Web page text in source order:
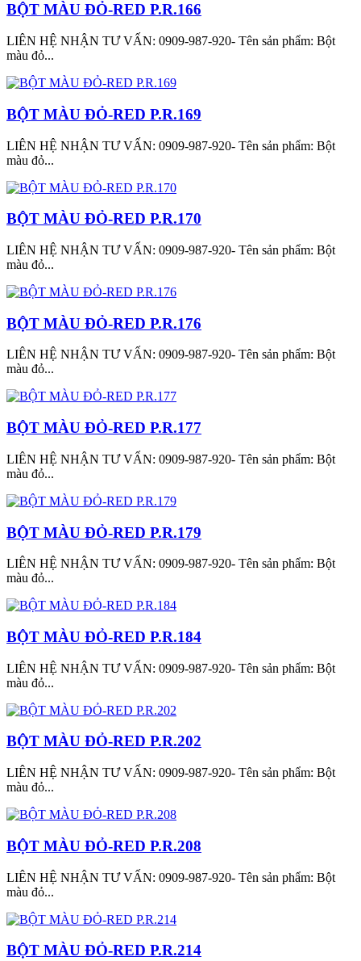
BỘT MÀU ĐỎ-RED P.R.166
LIÊN HỆ NHẬN TƯ VẤN: 0909-987-920- Tên sản phẩm: Bột
màu đỏ...
BỘT MÀU ĐỎ-RED P.R.169
LIÊN HỆ NHẬN TƯ VẤN: 0909-987-920- Tên sản phẩm: Bột
màu đỏ...
BỘT MÀU ĐỎ-RED P.R.170
LIÊN HỆ NHẬN TƯ VẤN: 0909-987-920- Tên sản phẩm: Bột
màu đỏ...
BỘT MÀU ĐỎ-RED P.R.176
LIÊN HỆ NHẬN TƯ VẤN: 0909-987-920- Tên sản phẩm: Bột
màu đỏ...
BỘT MÀU ĐỎ-RED P.R.177
LIÊN HỆ NHẬN TƯ VẤN: 0909-987-920- Tên sản phẩm: Bột
màu đỏ...
BỘT MÀU ĐỎ-RED P.R.179
LIÊN HỆ NHẬN TƯ VẤN: 0909-987-920- Tên sản phẩm: Bột
màu đỏ...
BỘT MÀU ĐỎ-RED P.R.184
LIÊN HỆ NHẬN TƯ VẤN: 0909-987-920- Tên sản phẩm: Bột
màu đỏ...
BỘT MÀU ĐỎ-RED P.R.202
LIÊN HỆ NHẬN TƯ VẤN: 0909-987-920- Tên sản phẩm: Bột
màu đỏ...
BỘT MÀU ĐỎ-RED P.R.208
LIÊN HỆ NHẬN TƯ VẤN: 0909-987-920- Tên sản phẩm: Bột
màu đỏ...
BỘT MÀU ĐỎ-RED P.R.214